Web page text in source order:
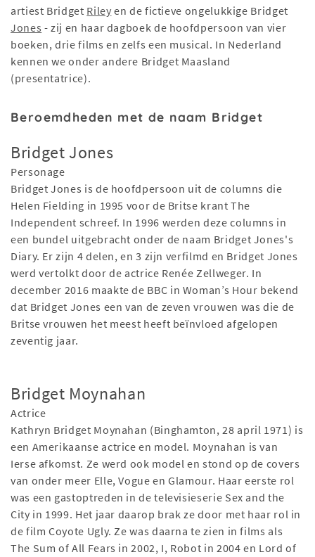
artiest Bridget Riley en de fictieve ongelukkige Bridget
Jones - zij en haar dagboek de hoofdpersoon van vier
boeken, drie films en zelfs een musical. In Nederland
kennen we onder andere Bridget Maasland
(presentatrice).
Beroemdheden met de naam Bridget
Bridget Jones
Personage
Bridget Jones is de hoofdpersoon uit de columns die
Helen Fielding in 1995 voor de Britse krant The
Independent schreef. In 1996 werden deze columns in
een bundel uitgebracht onder de naam Bridget Jones's
Diary. Er zijn 4 delen, en 3 zijn verfilmd en Bridget Jones
werd vertolkt door de actrice Renée Zellweger. In
december 2016 maakte de BBC in Woman’s Hour bekend
dat Bridget Jones een van de zeven vrouwen was die de
Britse vrouwen het meest heeft beïnvloed afgelopen
zeventig jaar.
Bridget Moynahan
Actrice
Kathryn Bridget Moynahan (Binghamton, 28 april 1971) is
een Amerikaanse actrice en model. Moynahan is van
Ierse afkomst. Ze werd ook model en stond op de covers
van onder meer Elle, Vogue en Glamour. Haar eerste rol
was een gastoptreden in de televisieserie Sex and the
City in 1999. Het jaar daarop brak ze door met haar rol in
de film Coyote Ugly. Ze was daarna te zien in films als
The Sum of All Fears in 2002, I, Robot in 2004 en Lord of